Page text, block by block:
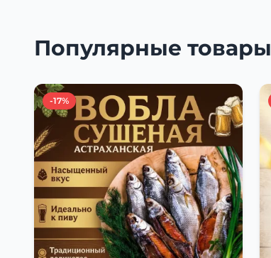
Популярные товары
-17%